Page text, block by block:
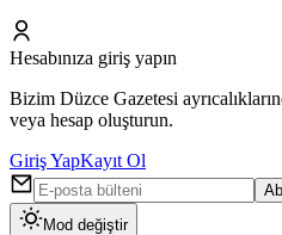
Hesabınıza giriş yapın
Bizim Düzce Gazetesi
veya hesap oluşturun.
Giriş YapKayıt Ol
Mod değiştir